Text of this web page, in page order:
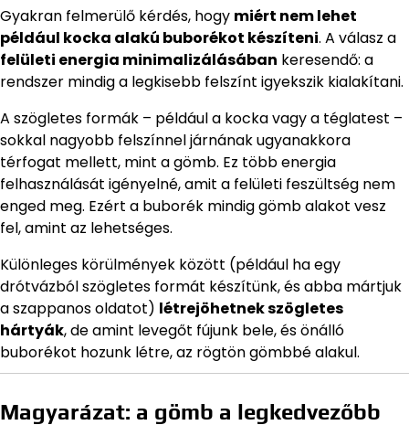
Gyakran felmerülő kérdés, hogy miért nem lehet
például kocka alakú buborékot készíteni. A válasz a
felületi energia minimalizálásában keresendő: a
rendszer mindig a legkisebb felszínt igyekszik kialakítani.
A szögletes formák – például a kocka vagy a téglatest –
sokkal nagyobb felszínnel járnának ugyanakkora
térfogat mellett, mint a gömb. Ez több energia
felhasználását igényelné, amit a felületi feszültség nem
enged meg. Ezért a buborék mindig gömb alakot vesz
fel, amint az lehetséges.
Különleges körülmények között (például ha egy
drótvázból szögletes formát készítünk, és abba mártjuk
a szappanos oldatot) létrejöhetnek szögletes
hártyák, de amint levegőt fújunk bele, és önálló
buborékot hozunk létre, az rögtön gömbbé alakul.
Magyarázat: a gömb a legkedvezőbb